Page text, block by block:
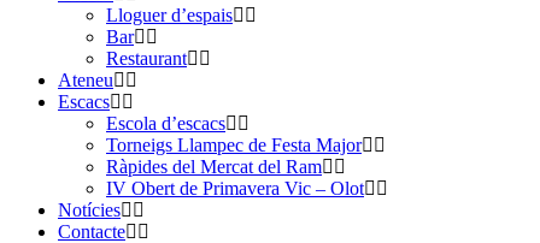
Lloguer d’espais
Bar
Restaurant
Ateneu
Escacs
Escola d’escacs
Torneigs Llampec de Festa Major
Ràpides del Mercat del Ram
IV Obert de Primavera Vic – Olot
Notícies
Contacte